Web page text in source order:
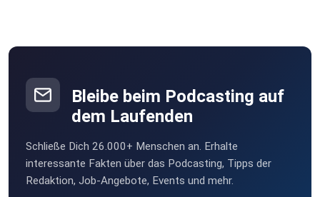
Berlin
dbkyuylw
axeltobias-9zQI
Bleibe beim Podcasting auf
dem Laufenden
Schließe Dich 26.000+ Menschen an. Erhalte
interessante Fakten über das Podcasting, Tipps der
Redaktion, Job-Angebote, Events und mehr.